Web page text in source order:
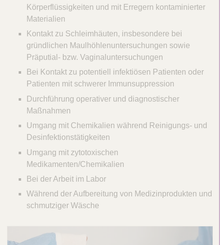
Körperflüssigkeiten und mit Erregern kontaminierter
Materialien
Kontakt zu Schleimhäuten, insbesondere bei
gründlichen Maulhöhlenuntersuchungen sowie
Präputial- bzw. Vaginaluntersuchungen
Bei Kontakt zu potentiell infektiösen Patienten oder
Patienten mit schwerer Immunsuppression
Durchführung operativer und diagnostischer
Maßnahmen
Umgang mit Chemikalien während Reinigungs- und
Desinfektionstätigkeiten
Umgang mit zytotoxischen
Medikamenten/Chemikalien
Bei der Arbeit im Labor
Während der Aufbereitung von Medizinprodukten und
schmutziger Wäsche